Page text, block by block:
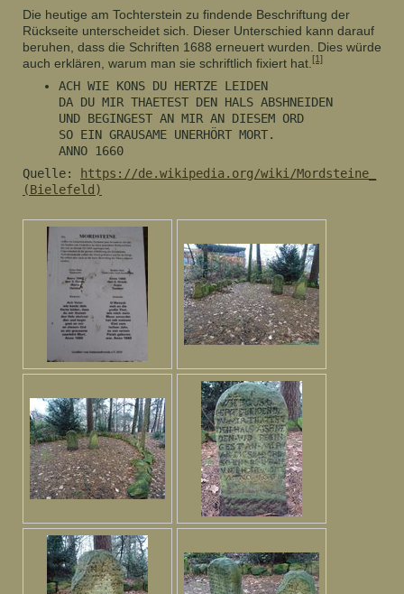
Die heutige am Tochterstein zu findende Beschriftung der
Rückseite unterscheidet sich. Dieser Unterschied kann darauf
beruhen, dass die Schriften 1688 erneuert wurden. Dies würde
auch erklären, warum man sie schriftlich fixiert hat. [1]
ACH WIE KONS DU HERTZE LEIDEN
DA DU MIR THAETEST DEN HALS ABSHNEIDEN
UND BEGINGEST AN MIR AN DIESEM ORD
SO EIN GRAUSAME UNERHÖRT MORT.
ANNO 1660
Quelle:
https://de.wikipedia.org/wiki/Mordsteine_
(Bielefeld)